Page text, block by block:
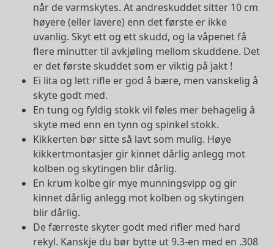
når de varmskytes. At andreskuddet sitter 10 cm
høyere (eller lavere) enn det første er ikke
uvanlig. Skyt ett og ett skudd, og la våpenet få
flere minutter til avkjøling mellom skuddene. Det
er det første skuddet som er viktig på jakt !
Ei lita og lett rifle er god å bære, men vanskelig å
skyte godt med.
En tung og fyldig stokk vil føles mer behagelig å
skyte med enn en tynn og spinkel stokk.
Kikkerten bør sitte så lavt som mulig. Høye
kikkertmontasjer gir kinnet dårlig anlegg mot
kolben og skytingen blir dårlig.
En krum kolbe gir mye munningsvipp og gir
kinnet dårlig anlegg mot kolben og skytingen
blir dårlig.
De færreste skyter godt med rifler med hard
rekyl. Kanskje du bør bytte ut 9.3-en med en .308